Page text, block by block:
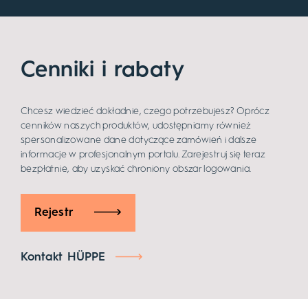
Cenniki i rabaty
Chcesz wiedzieć dokładnie, czego potrzebujesz? Oprócz
cenników naszych produktów, udostępniamy również
spersonalizowane dane dotyczące zamówień i dalsze
informacje w profesjonalnym portalu. Zarejestruj się teraz
bezpłatnie, aby uzyskać chroniony obszar logowania.
Rejestr
Kontakt HÜPPE